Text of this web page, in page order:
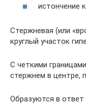
истончение
Стержневая (или
круглый участок
С четкими
стержнем в центре,
Образуются в